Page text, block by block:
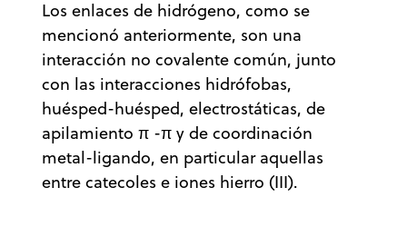
Los enlaces de hidrógeno, como se
mencionó anteriormente, son una
interacción no covalente común, junto
con las interacciones hidrófobas,
huésped-huésped, electrostáticas, de
apilamiento π -π y de coordinación
metal-ligando, en particular aquellas
entre catecoles e iones hierro (III).